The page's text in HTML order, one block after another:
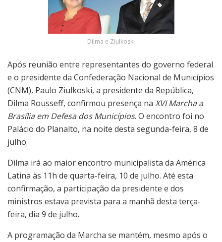
Dilma e Ziulkoski
Após reunião entre representantes do governo federal
e o presidente da Confederação Nacional de Municípios
(CNM), Paulo Ziulkoski, a presidente da República,
Dilma Rousseff, confirmou presença na XVI Marcha a
Brasília em Defesa dos Municípios. O encontro foi no
Palácio do Planalto, na noite desta segunda-feira, 8 de
julho.
Dilma irá ao maior encontro municipalista da América
Latina às 11h de quarta-feira, 10 de julho. Até esta
confirmação, a participação da presidente e dos
ministros estava prevista para a manhã desta terça-
feira, dia 9 de julho.
A programação da Marcha se mantém, mesmo após o